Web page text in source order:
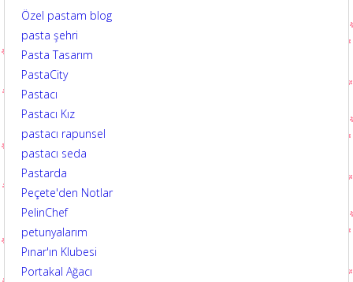
Özel pastam blog
pasta şehri
Pasta Tasarım
PastaCity
Pastacı
Pastacı Kız
pastacı rapunsel
pastacı seda
Pastarda
Peçete'den Notlar
PelinChef
petunyalarım
Pınar'ın Klubesi
Portakal Ağacı